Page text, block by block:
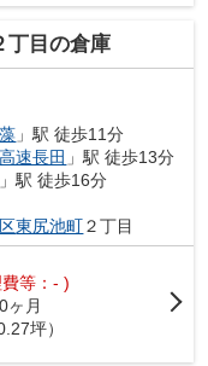
丁目の倉庫
」駅 徒歩11分
高速長田 」駅 徒歩13分
」駅 徒歩16分
東尻池町２丁目
等：- )
0ヶ月
坪）